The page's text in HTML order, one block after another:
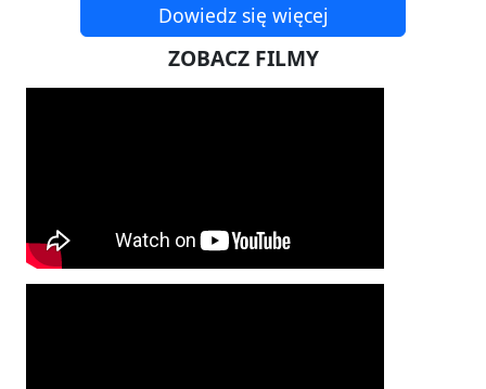
Dowiedz się więcej
ZOBACZ FILMY